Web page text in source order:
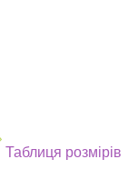
Таблиця розмірів